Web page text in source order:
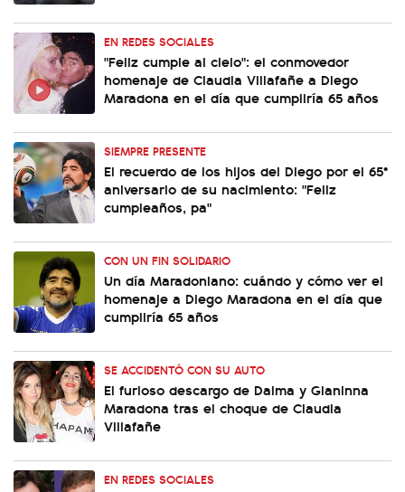
EN REDES SOCIALES
"Feliz cumple al cielo": el conmovedor
homenaje de Claudia Villafañe a Diego
Maradona en el día que cumpliría 65 años
SIEMPRE PRESENTE
El recuerdo de los hijos del Diego por el 65°
aniversario de su nacimiento: "Feliz
cumpleaños, pa"
CON UN FIN SOLIDARIO
Un día Maradoniano: cuándo y cómo ver el
homenaje a Diego Maradona en el día que
cumpliría 65 años
SE ACCIDENTÓ CON SU AUTO
El furioso descargo de Dalma y Gianinna
Maradona tras el choque de Claudia
Villafañe
EN REDES SOCIALES